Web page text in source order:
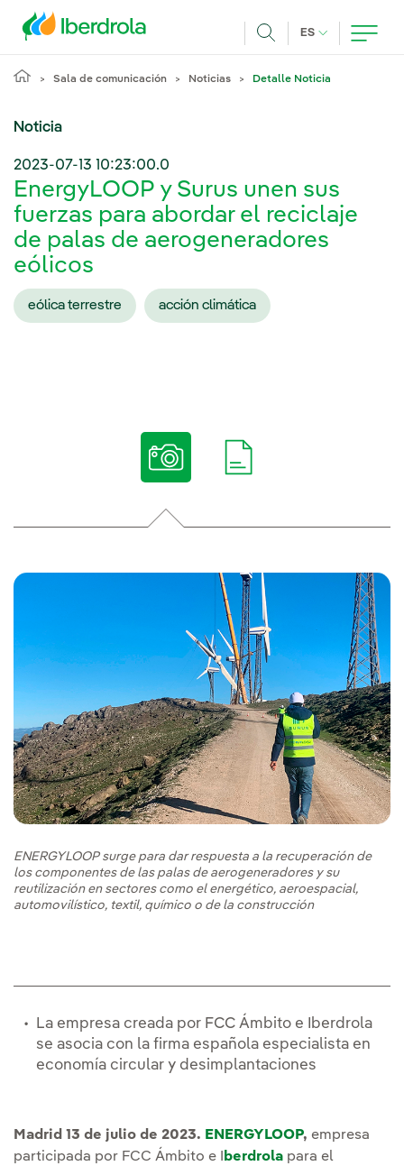
ES IDIOMA
Sala de comunicación Noticias Detalle Noticia
Noticia
2023-07-13 10:23:00.0
EnergyLOOP y Surus unen sus
fuerzas para abordar el reciclaje
de palas de aerogeneradores
eólicos
eólica terrestre acción climática
ENERGYLOOP surge para dar respuesta a la recuperación de
los componentes de las palas de aerogeneradores y su
reutilización en sectores como el energético, aeroespacial,
automovilístico, textil, químico o de la construcción
La empresa creada por FCC Ámbito e Iberdrola
se asocia con la firma española especialista en
economía circular y desimplantaciones
Madrid 13 de julio de 2023. ENERGYLOOP, empresa
participada por FCC Ámbito e I
berdrola para el